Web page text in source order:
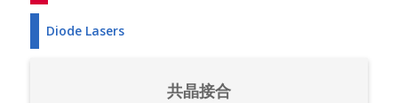
Diode Lasers
共晶接合